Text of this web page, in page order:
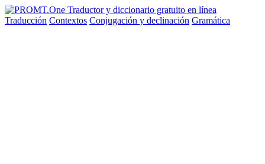
Traducción Contextos Conjugación y declinación Gramática